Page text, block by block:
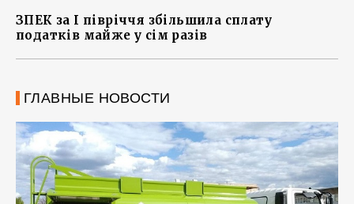
ЗПЕК за І півріччя збільшила сплату
податків майже у сім разів
ГЛАВНЫЕ НОВОСТИ